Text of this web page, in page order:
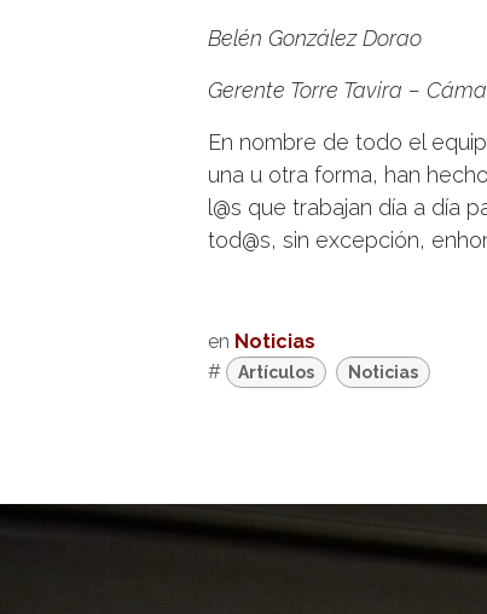
Belén González Dorao
Gerente Torre Tavira –
En nombre de todo el
una u otra forma, han
l@s que trabajan día a día
tod@s, sin excepción,
en Noticias
#
Artículos Noticias